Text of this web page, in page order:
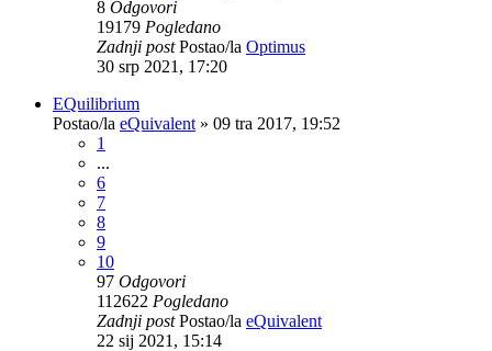
8 Odgovori
19179 Pogledano
Zadnji postPostao/la Optimus
30 srp 2021, 17:20
EQuilibrium
Postao/la eQuivalent » 09 tra 2017, 19:52
1
...
6
7
8
9
10
97 Odgovori
112622 Pogledano
Zadnji postPostao/la eQuivalent
22 sij 2021, 15:14